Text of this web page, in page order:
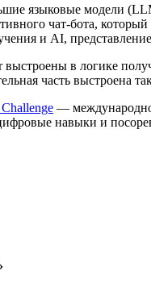
языковые модели
чат-бота,
и AI,
в логике
часть
―
навыки и